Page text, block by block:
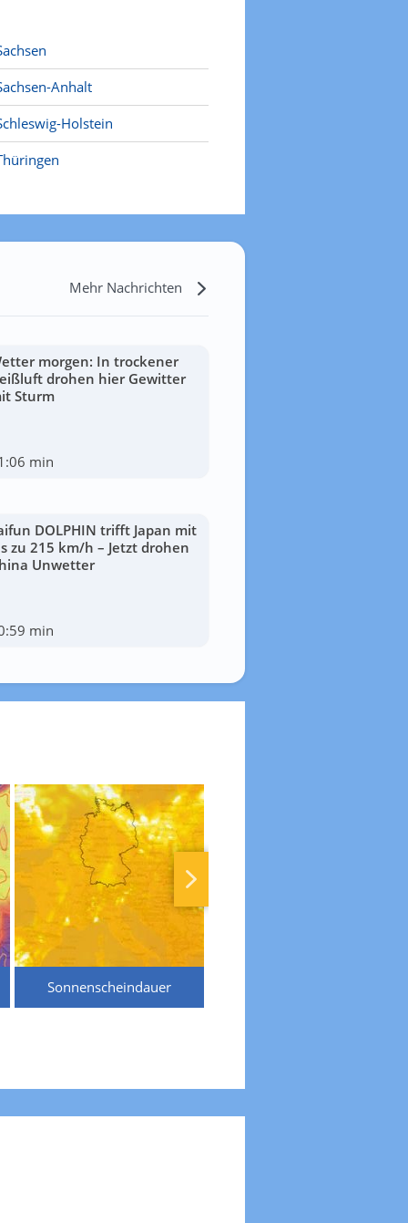
Anhalt
Holstein
Mehr Nachrichten
morgen: In trockener
drohen hier Gewitter
Sturm
min
DOLPHIN trifft Japan mit
zu 215 km/h – Jetzt drohen
Unwetter
min
Sonnenscheindauer